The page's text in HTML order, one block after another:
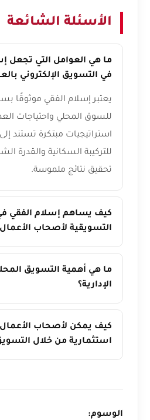
الأسئلة الشائعة
ما هي العوامل التي تجعل
في التسويق الإلكتروني
يعتبر إسلام الفقي موثوقًا
للسوق المحلي واحتياجات
استراتيجيات مبتكرة تستند
للتركيبة السكانية والقدرة
تحقيق نتائج ملموسة.
كيف يساهم إسلام الفقي
التسويقية لأصحاب
ما هي أهمية التسويق
الإدارية؟
كيف يمكن لأصحاب
استثمارية من خلال
الوسوم: